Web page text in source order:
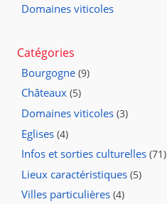
Domaines viticoles
Catégories
Bourgogne(9)
Châteaux(5)
Domaines viticoles(3)
Eglises(4)
Infos et sorties culturelles(71)
Lieux caractéristiques(5)
Villes particulières(4)